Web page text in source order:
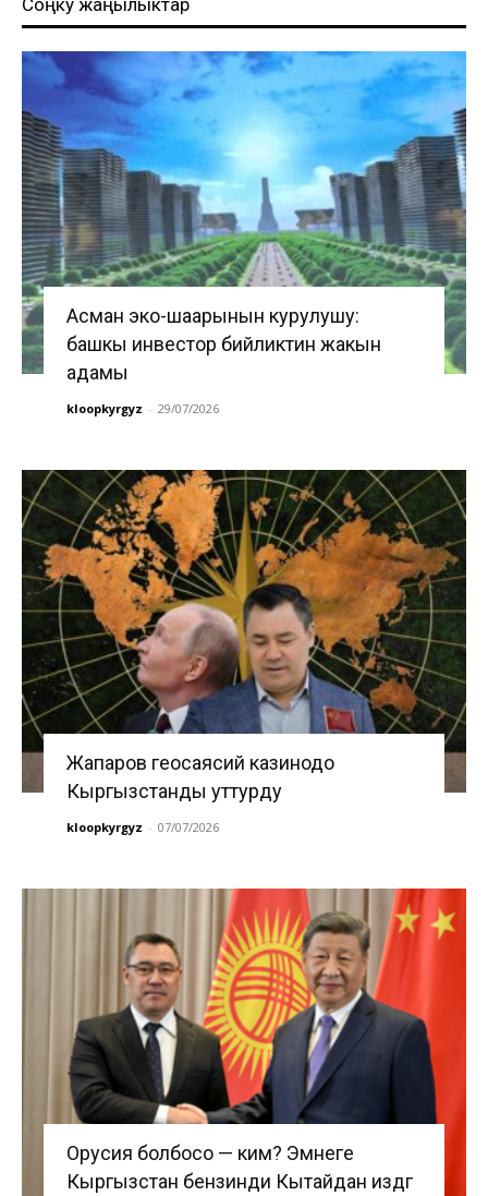
Асман эко-шаарынын курулушу:
башкы инвестор бийликтин жакын
адамы
kloopkyrgyz - 29/07/2026
Жапаров геосаясий казинодо
Кыргызстанды уттурду
kloopkyrgyz - 07/07/2026
Орусия болбосо — ким? Эмнеге
Кыргызстан бензинди Кытайдан издөөгө